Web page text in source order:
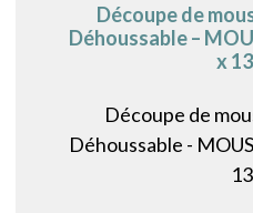
Découpe de
Déhoussable –
x
Découpe de
Déhoussable -